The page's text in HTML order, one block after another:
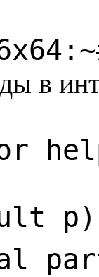
в
for